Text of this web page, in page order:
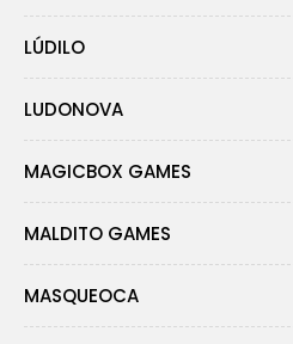
LÚDILO
LUDONOVA
MAGICBOX GAMES
MALDITO GAMES
MASQUEOCA